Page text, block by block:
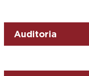
Auditoria